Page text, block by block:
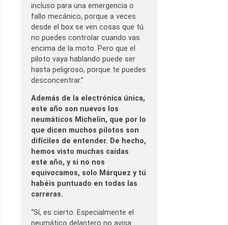
incluso para una emergencia o
fallo mecánico, porque a veces
desde el box se ven cosas que tú
no puedes controlar cuando vas
encima de la moto. Pero que el
piloto vaya hablando puede ser
hasta peligroso, porque te puedes
desconcentrar.”
Además de la electrónica única,
este año son nuevos los
neumáticos Michelin, que por lo
que dicen muchos pilotos son
difíciles de entender. De hecho,
hemos visto muchas caídas
este año, y si no nos
equivocamos, solo Márquez y tú
habéis puntuado en todas las
carreras.
“Sí, es cierto. Especialmente el
neumático delantero no avisa